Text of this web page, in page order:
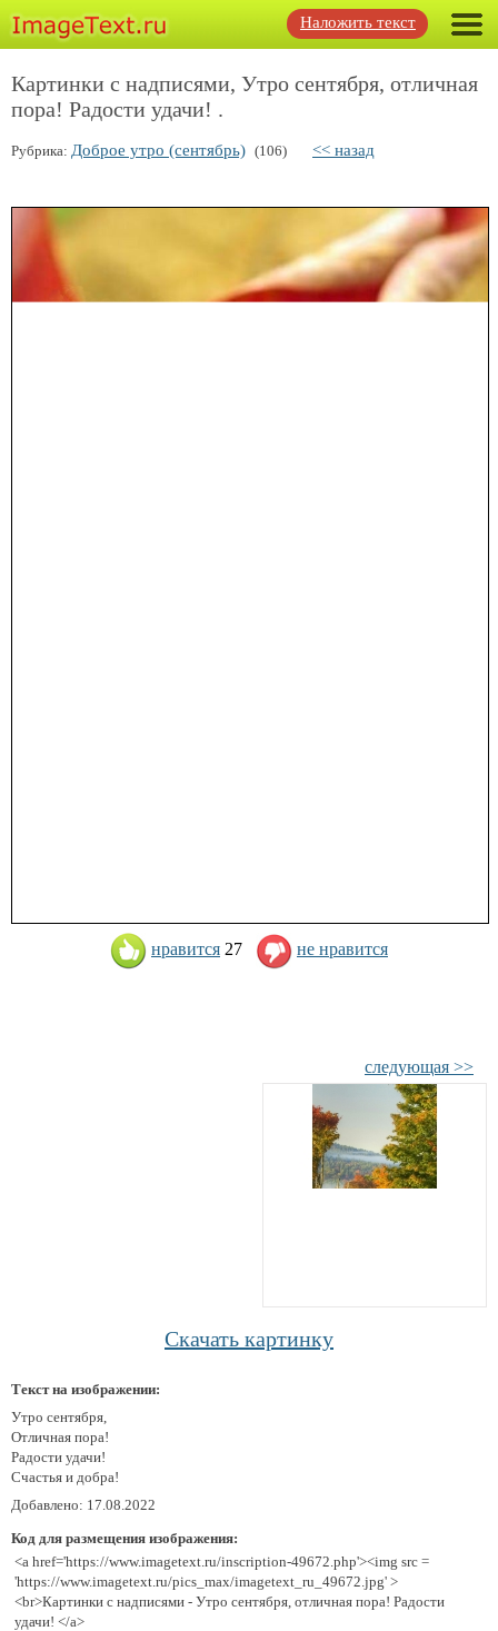
Наложить текст
Картинки с надписями, Утро сентября, отличная
пора! Радости удачи! .
Рубрика: Доброе утро (сентябрь) (106) << назад
нравится 27 не нравится
следующая >>
Скачать картинку
Текст на изображении:
Утро сентября,
Отличная пора!
Радости удачи!
Счастья и добра!
Добавлено: 17.08.2022
Код для размещения изображения:
<a href='https://www.imagetext.ru/inscription-49672.php'><img src =
'https://www.imagetext.ru/pics_max/imagetext_ru_49672.jpg' >
<br>Картинки с надписями - Утро сентября, отличная пора! Радости
удачи! </a>